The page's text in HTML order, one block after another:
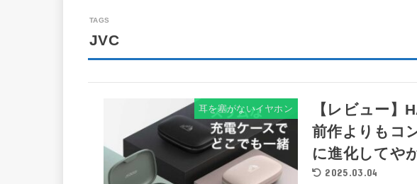
JVC
耳を塞がないイヤホン
【レビュー】
前作よりもコ
に進化してや
2025.03.04